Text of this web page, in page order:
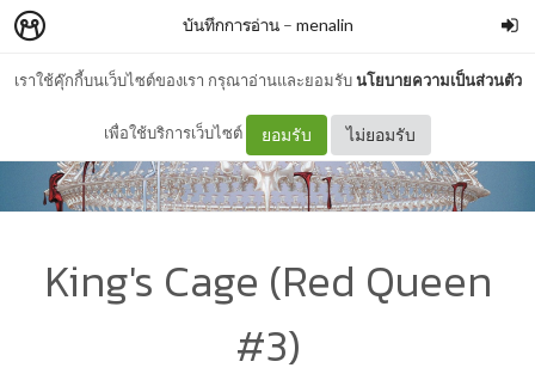
เราใช้คุ๊กกี้บนเว็บไซต์ของเรา กรุณาอ่านและยอมรับนโยบายความเป็นส่วนตัว
เพื่อใช้บริการเว็บไซต์ ยอมรับ ไม่ยอมรับ
บันทึกการอ่าน– menalin
King's Cage (Red Queen
#3)